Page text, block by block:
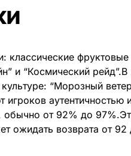
классические фруктовые
и “Космический
“Морозный
игроков аутентичностью
обычно от 92% до
ожидать возврата от 92